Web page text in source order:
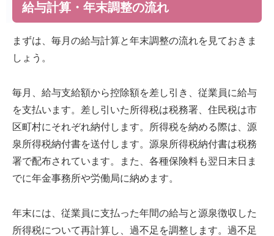
給与計算・年末調整の流れ
まずは、毎月の給与計算と年末調整の流れを見ておきま
しょう。
毎月、給与支給額から控除額を差し引き、従業員に給与
を支払います。差し引いた所得税は税務署、住民税は市
区町村にそれぞれ納付します。所得税を納める際は、源
泉所得税納付書を送付します。源泉所得税納付書は税務
署で配布されています。また、各種保険料も翌日末日ま
でに年金事務所や労働局に納めます。
年末には、従業員に支払った年間の給与と源泉徴収した
所得税について再計算し、過不足を調整します。過不足